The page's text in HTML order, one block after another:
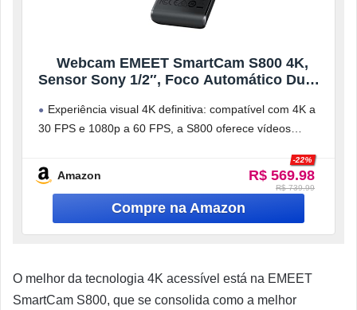
Webcam EMEET SmartCam S800 4K,
Sensor Sony 1/2″, Foco Automático Duplo
com Cancelamento de Ruído
Experiência visual 4K definitiva: compatível com 4K a
30 FPS e 1080p a 60 FPS, a S800 oferece vídeos
Amazon R$ 569.98
-22%
R$ 739.99
O melhor da tecnologia 4K acessível está na EMEET
SmartCam S800, que se consolida como a melhor